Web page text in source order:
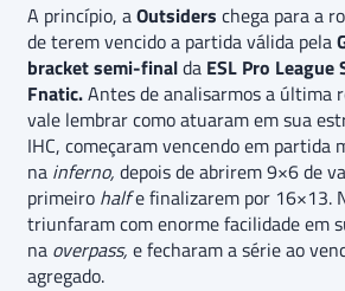
A princípio, aOutsiders chega para a
de terem vencido a partida válida pela
bracket semi-finalda ESL Pro League
Fnatic.Antes de analisarmos a última
vale lembrar como atuaram em sua
IHC, começaram vencendo em partida
na inferno, depois de abrirem 9×6 de
primeiro halfe finalizarem por 16×13.
triunfaram com enorme facilidade em
na overpass, e fecharam a série ao
agregado.